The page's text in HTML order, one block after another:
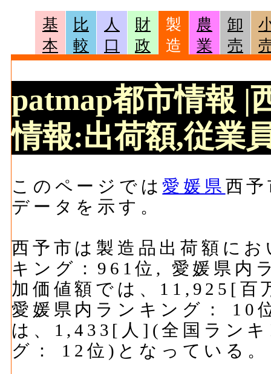
基
本
比
較
人
口
財
政
製
造
農
業
卸
売
patmap都市情報 |
情報:出荷額,従業
このページでは 愛媛県 西
データを示す。
西予市は製造品出荷額に
キング：961位, 愛媛県内
加価値額では、11,925[
愛媛県内ランキング： 10
は、1,433[人](全国ラン
グ： 12位)となっている。